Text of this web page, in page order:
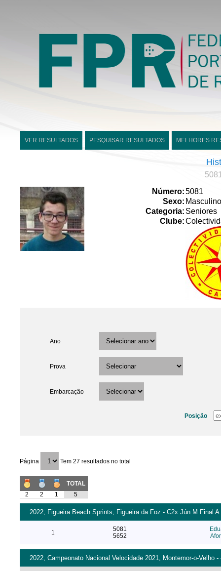
VER RESULTADOS PESQUISAR RESULTADOS MELHORES
Número:5081
Sexo: Masculino
Categoria: Seniores
Clube:
Ano
Prova
Embarcação
Posição
Página Tem 27 resultados no total
TOTAL
2
2 1 5
2022, Figueira Beach Sprints, Figueira da Foz - C2x Jún M Final A
1
5081
5652
2022, Campeonato Nacional Velocidade 2021, Montemor-o-Velho